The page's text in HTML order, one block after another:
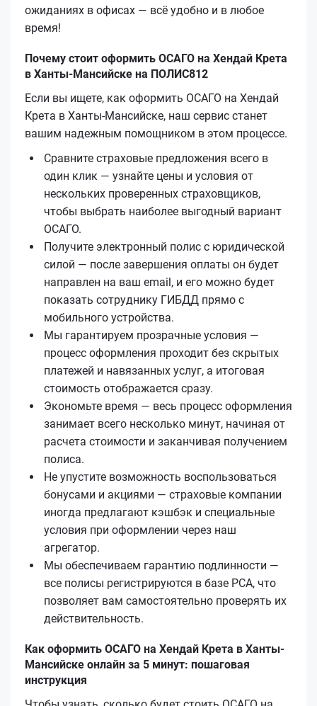
ожиданиях в офисах — всё удобно и в любое
время!
Почему стоит оформить ОСАГО на Хендай Крета
в Ханты-Мансийске на ПОЛИС812
Если вы ищете, как оформить ОСАГО на Хендай
Крета в Ханты-Мансийске, наш сервис станет
вашим надежным помощником в этом процессе.
Сравните страховые предложения всего в
один клик — узнайте цены и условия от
нескольких проверенных страховщиков,
чтобы выбрать наиболее выгодный вариант
ОСАГО.
Получите электронный полис с юридической
силой — после завершения оплаты он будет
направлен на ваш email, и его можно будет
показать сотруднику ГИБДД прямо с
мобильного устройства.
Мы гарантируем прозрачные условия —
процесс оформления проходит без скрытых
платежей и навязанных услуг, а итоговая
стоимость отображается сразу.
Экономьте время — весь процесс оформления
занимает всего несколько минут, начиная от
расчета стоимости и заканчивая получением
полиса.
Не упустите возможность воспользоваться
бонусами и акциями — страховые компании
иногда предлагают кэшбэк и специальные
условия при оформлении через наш
агрегатор.
Мы обеспечиваем гарантию подлинности —
все полисы регистрируются в базе РСА, что
позволяет вам самостоятельно проверять их
действительность.
Как оформить ОСАГО на Хендай Крета в Ханты-
Мансийске онлайн за 5 минут: пошаговая
инструкция